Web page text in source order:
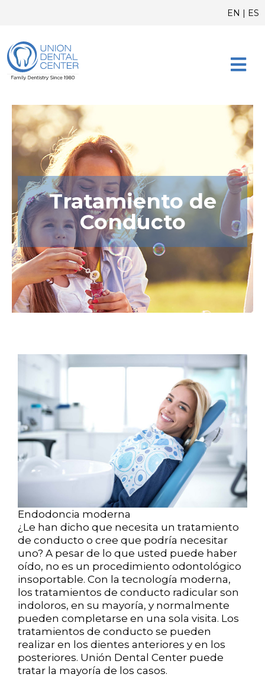
EN | ES
Tratamiento de
Conducto
Endodoncia moderna
¿Le han dicho que necesita un tratamiento
de conducto o cree que podría necesitar
uno? A pesar de lo que usted puede haber
oído, no es un procedimiento odontológico
insoportable. Con la tecnología moderna,
los tratamientos de conducto radicular son
indoloros, en su mayoría, y normalmente
pueden completarse en una sola visita. Los
tratamientos de conducto se pueden
realizar en los dientes anteriores y en los
posteriores. Unión Dental Center puede
tratar la mayoría de los casos.